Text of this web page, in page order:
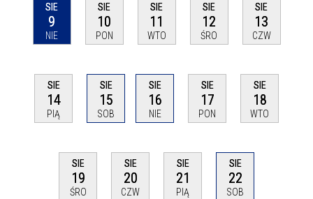
SIE
9
NIE
SIE
10
PON
SIE
11
WTO
SIE
12
ŚRO
SIE
13
CZW
SIE
14
PIĄ
SIE
15
SOB
SIE
16
NIE
SIE
17
PON
SIE
18
WTO
SIE
19
ŚRO
SIE
20
CZW
SIE
21
PIĄ
SIE
22
SOB